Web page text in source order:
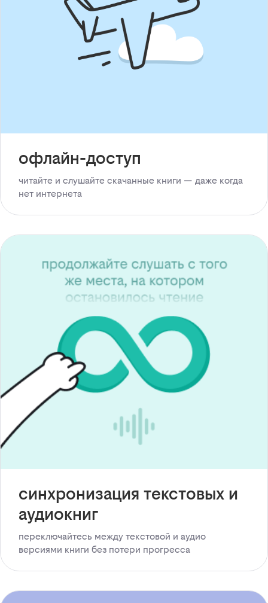
офлайн-доступ
читайте и слушайте скачанные книги — даже когда
нет интернета
синхронизация текстовых и
аудиокниг
переключайтесь между текстовой и аудио
версиями книги без потери прогресса